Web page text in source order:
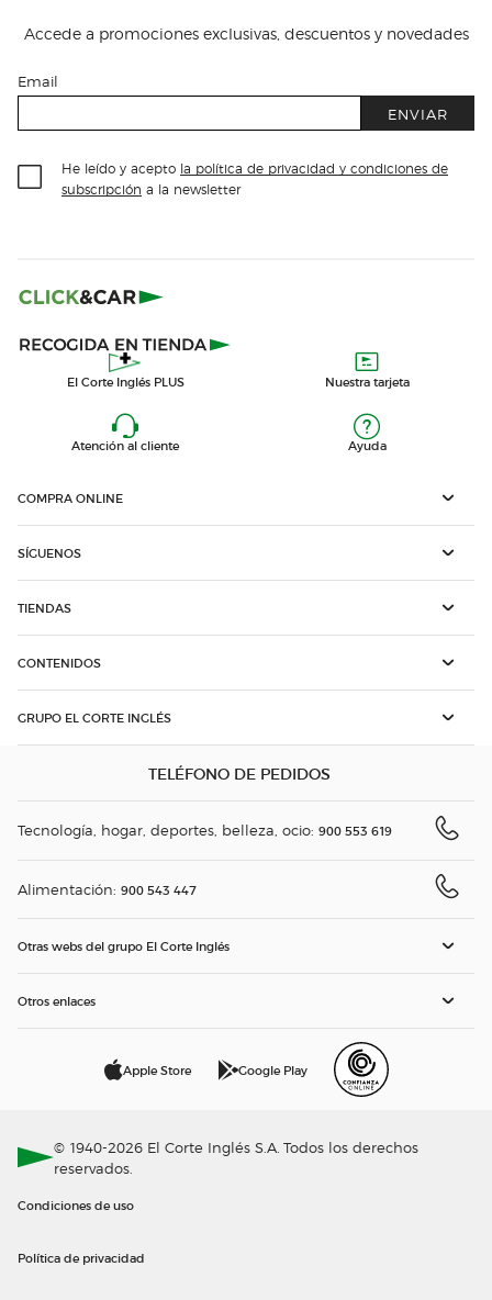
Accede a promociones exclusivas, descuentos y novedades
Email
ENVIAR
He leído y acepto la política de privacidad y condiciones de
subscripción a la newsletter
El Corte Inglés PLUS Nuestra tarjeta
Atención al cliente Ayuda
COMPRA ONLINE
SÍGUENOS
TIENDAS
CONTENIDOS
GRUPO EL CORTE INGLÉS
TELÉFONO DE PEDIDOS
Tecnología, hogar, deportes, belleza, ocio: 900 553 619
Alimentación: 900 543 447
Otras webs del grupo El Corte Inglés
Otros enlaces
Apple Store Google Play
© 1940-2026 El Corte Inglés S.A. Todos los derechos
reservados.
Condiciones de uso
Política de privacidad